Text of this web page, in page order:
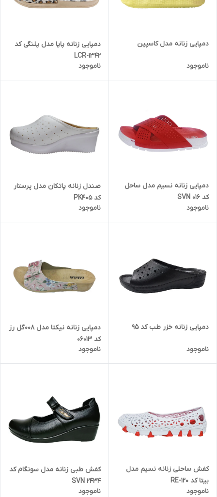
دمپایی زنانه مدل کاسپین
ناموجود
دمپایی زنانه پاپا مدل پلنگی کد
1342-LCR
ناموجود
دمپایی زنانه نسیم مدل ساحل
کد SVN 016
ناموجود
صندل زنانه پاتکان مدل پرستار
کد PK405
ناموجود
دمپایی زنانه خزر طب کد 95
ناموجود
دمپایی زنانه نیکتا مدل 008گل رز
کد 06013
ناموجود
کفش ساحلی زنانه نسیم مدل
بیتا کد RE-120
ناموجود
کفش طبی زنانه مدل سونگام کد
SVN 2434
ناموجود